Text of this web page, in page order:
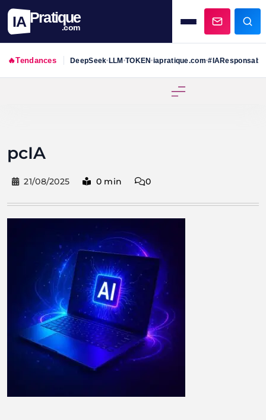
IA Pratique
.com
🔥Tendances DeepSeek•LLM•TOKEN•iapratique.com•#IAResponsable
pcIA
21/08/2025 0 min 0